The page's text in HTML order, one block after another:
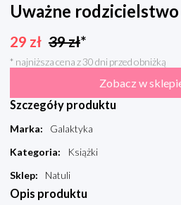
Uważne
29 zł 39zł*
* najniższa cena z 30 dni przed obniżką
Zobacz w
Szczegóły produktu
Marka:
Galaktyka
Kategoria:
Książki
Sklep: Natuli
Opis produktu